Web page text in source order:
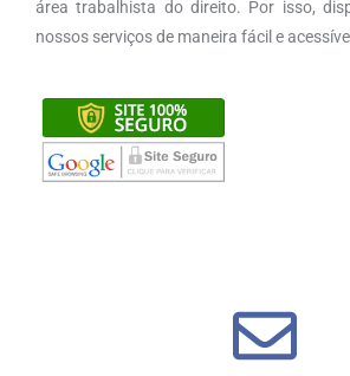
área trabalhista do direito. Por isso,
nossos serviços de maneira fácil e